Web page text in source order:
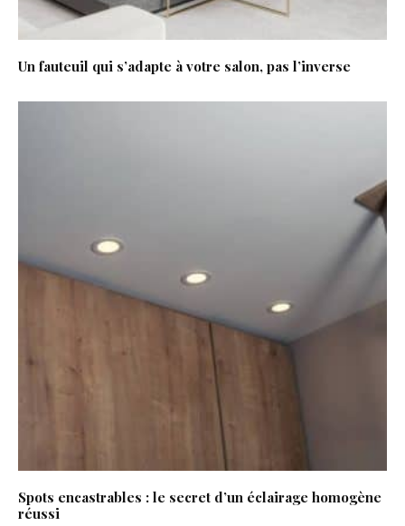
Un fauteuil qui s’adapte à votre salon, pas l’inverse
Spots encastrables : le secret d’un éclairage homogène
réussi